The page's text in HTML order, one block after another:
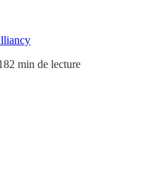
2 min de lecture